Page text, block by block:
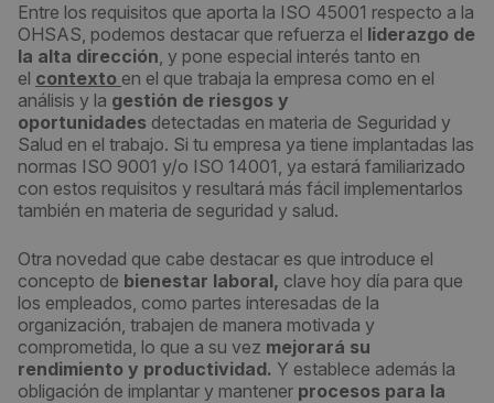
Entre los requisitos que aporta la ISO 45001 respecto a la
OHSAS, podemos destacar que refuerza el liderazgo de
la alta dirección, y pone especial interés tanto en
el contexto en el que trabaja la empresa como en el
análisis y la gestión de riesgos y
oportunidades detectadas en materia de Seguridad y
Salud en el trabajo. Si tu empresa ya tiene implantadas las
normas ISO 9001 y/o ISO 14001, ya estará familiarizado
con estos requisitos y resultará más fácil implementarlos
también en materia de seguridad y salud.
Otra novedad que cabe destacar es que introduce el
concepto de bienestar laboral, clave hoy día para que
los empleados, como partes interesadas de la
organización, trabajen de manera motivada y
comprometida, lo que a su vez mejorará su
rendimiento y productividad. Y establece además la
obligación de implantar y mantener procesos para la